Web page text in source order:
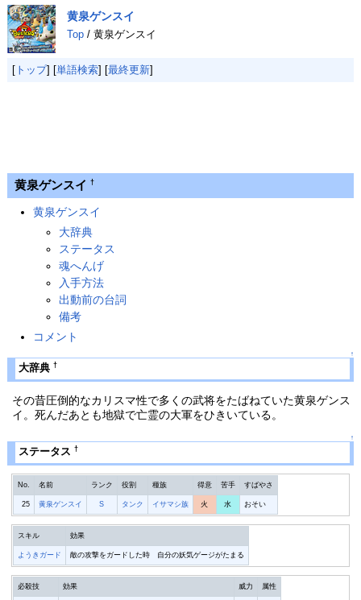
黄泉ゲンスイ
Top/ 黄泉ゲンスイ
[トップ] [単語検索] [最終更新]
黄泉ゲンスイ †
黄泉ゲンスイ
大辞典
ステータス
魂へんげ
入手方法
出動前の台詞
備考
コメント
↑
大辞典 †
その昔圧倒的なカリスマ性で多くの武将をたばねていた黄泉ゲンス
イ。死んだあとも地獄で亡霊の大軍をひきいている。
↑
ステータス †
No. 名前 ランク 役割 種族 得意 苦手 すばやさ
25 黄泉ゲンスイ S タンク イサマシ族 火 水 おそい
スキル 効果
ようきガード 敵の攻撃をガードした時 自分の妖気ゲージがたまる
必殺技 効果 威力 属性